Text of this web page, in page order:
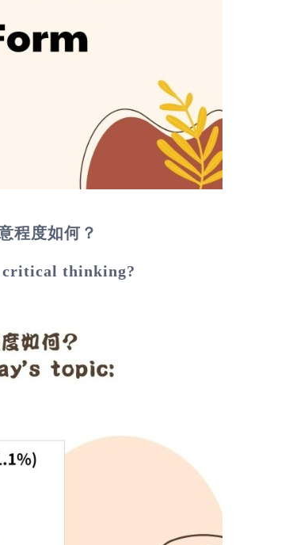
程度如何？
critical thinking?